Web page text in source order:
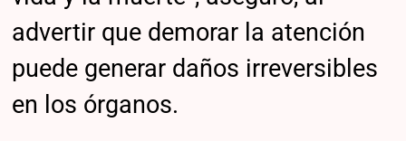
advertir que demorar la atención
puede generar daños irreversibles
en los órganos.